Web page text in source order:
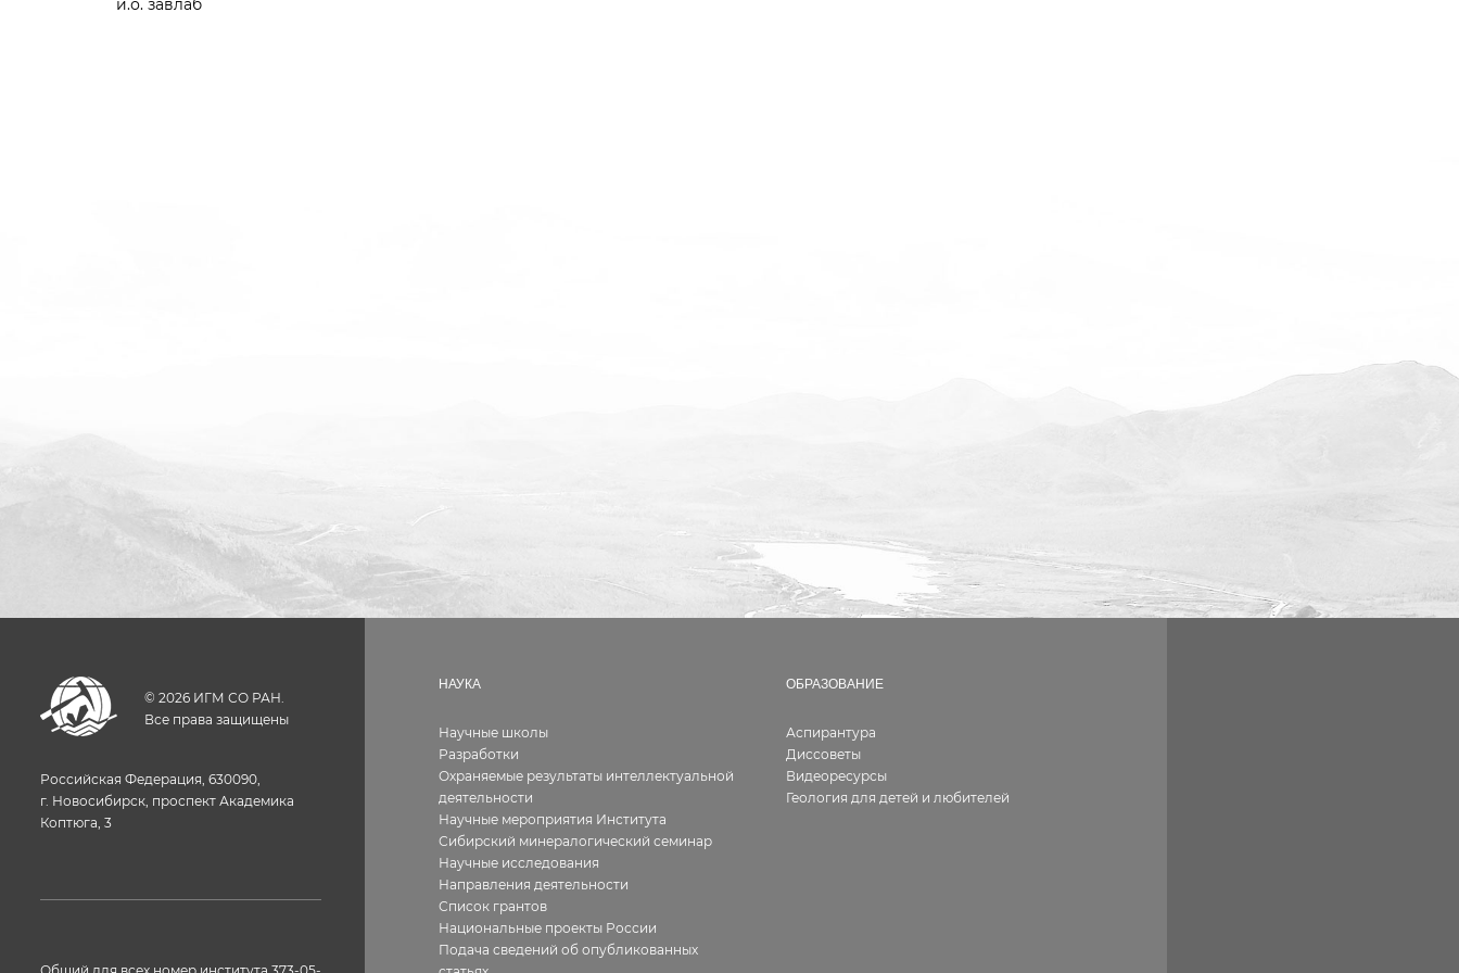
и.о. завлаб
© 2026 ИГМ СО РАН.
Все права защищены
Российская Федерация, 630090,
г. Новосибирск, проспект Академика
Коптюга, 3
НАУКА
Научные школы
Разработки
Охраняемые результаты интеллектуальной
деятельности
Научные мероприятия Института
Сибирский минералогический семинар
Научные исследования
Направления деятельности
Список грантов
Национальные проекты России
Подача сведений об опубликованных
ОБРАЗОВАНИЕ
Аспирантура
Диссоветы
Видеоресурсы
Геология для детей и любителей